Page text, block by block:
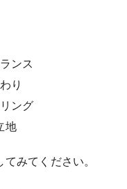
ンス
り
ング
地
みてください。